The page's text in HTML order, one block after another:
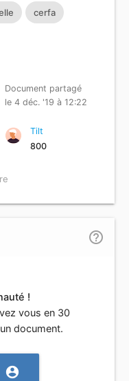
cerfa
Document partagé
le 4 déc. '19 à 12:22
Tilt
800
help_outline
!
vous en 30
document.
account_circle